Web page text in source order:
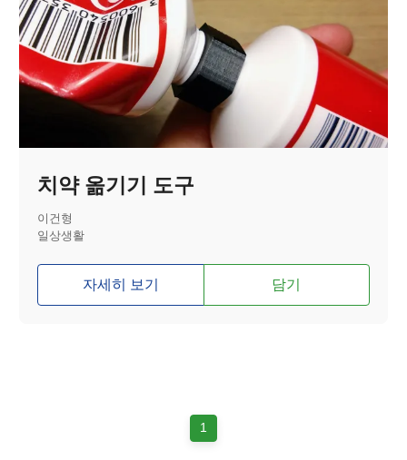
치약 옮기기 도구
이건형
일상생활
자세히 보기 담기
1